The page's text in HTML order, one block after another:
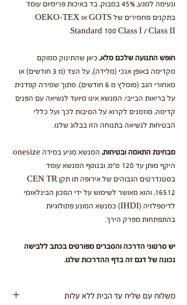
ונעימה למגע, 45% במבוק, בד באיכות פרימיום עומד
בתקנים מחמירים של GOTS או OEKO-TEX
Standard 100 Class I / Class II.
חופש התנועה שלכם מלא, כיוון שהתינוק ממוקם
מקדימה באופן אנכי (מלידה), על הצד (מ 3 חודשים) או
מאחורי הגב (מומלץ מ 6 חודשים). מתוך שמירה קפדנית
על בריאות הבייבי, המנשא אינו מיועד לנשיאה עם הפנים
קדימה, מוזמנים לקרוא על הסיבות לכך ועל כללי
הבטיחות לנשיאה בתנוחה הזו בבלוג שלנו.
מבחינת התאמה ובטיחות,
המנשא מגיע במידה onesize
היקף מותן עד 120 ס"מ, ובנוסף המנשא עומד
בסטנדרטים הגבוהים של אירופה תו תקן CEN TR
16512, והוא מאושר לשימוש על ידי המכון הבינלאומי
לדיספלזיה (IHDI) כמנשא המונע פתולוגיות
בהתפתחות מפרק הירך.
יש סרטוני הדרכה והסברים מפורטים בכתב ללבישה
נכונה של דגם זה בדף ההדרכות שלנו.
משלוח עם שליח עד הבית ללא עלות